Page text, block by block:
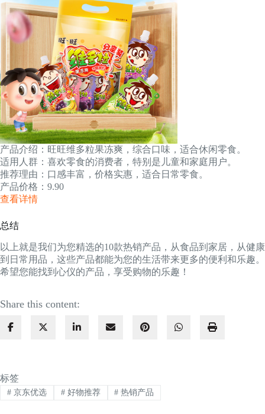
产品介绍：旺旺维多粒果冻爽，综合口味，适合休闲零食。
适用人群：喜欢零食的消费者，特别是儿童和家庭用户。
推荐理由：口感丰富，价格实惠，适合日常零食。
产品价格：9.90
查看详情
总结
以上就是我们为您精选的10款热销产品，从食品到家居，从健康
到日常用品，这些产品都能为您的生活带来更多的便利和乐趣。
希望您能找到心仪的产品，享受购物的乐趣！
Share this content:
标签
#京东优选 #好物推荐 # 热销产品